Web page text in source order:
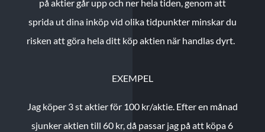
på aktier går upp och ner hela tiden, genom att
sprida ut dina inköp vid olika tidpunkter minskar du
risken att göra hela ditt köp aktien när handlas dyrt.
EXEMPEL
Jag köper 3 st aktier för 100 kr/aktie. Efter en månad
sjunker aktien till 60 kr, då passar jag på att köpa 6